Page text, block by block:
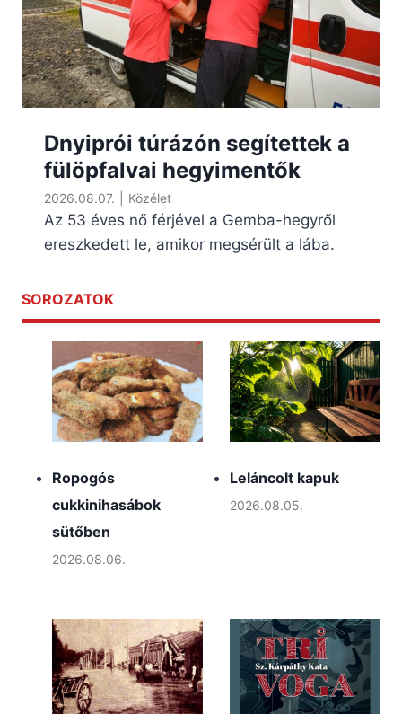
Dnyiprói túrázón segítettek a
fülöpfalvai hegyimentők
2026.08.07. Közélet
Az 53 éves nő férjével a Gemba-hegyről
ereszkedett le, amikor megsérült a lába.
SOROZATOK
Ropogós
cukkinihasábok
sütőben
2026.08.06.
Leláncolt kapuk
2026.08.05.